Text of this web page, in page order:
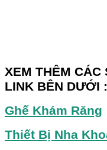
XEM THÊM CÁC
LINK BÊN DƯỚI :
Ghế Khám Răng
Thiết Bị Nha